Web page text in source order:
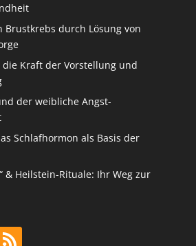
Brustkrebs durch Lösung von
Kraft der Vorstellung und
der weibliche Angst-
Schlafhormon als Basis der
& Heilstein-Rituale: Ihr Weg zur